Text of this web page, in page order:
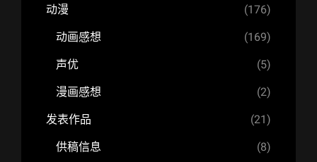
动漫 (176)
动画感想 (169)
声优 (5)
漫画感想 (2)
发表作品 (21)
供稿信息 (8)